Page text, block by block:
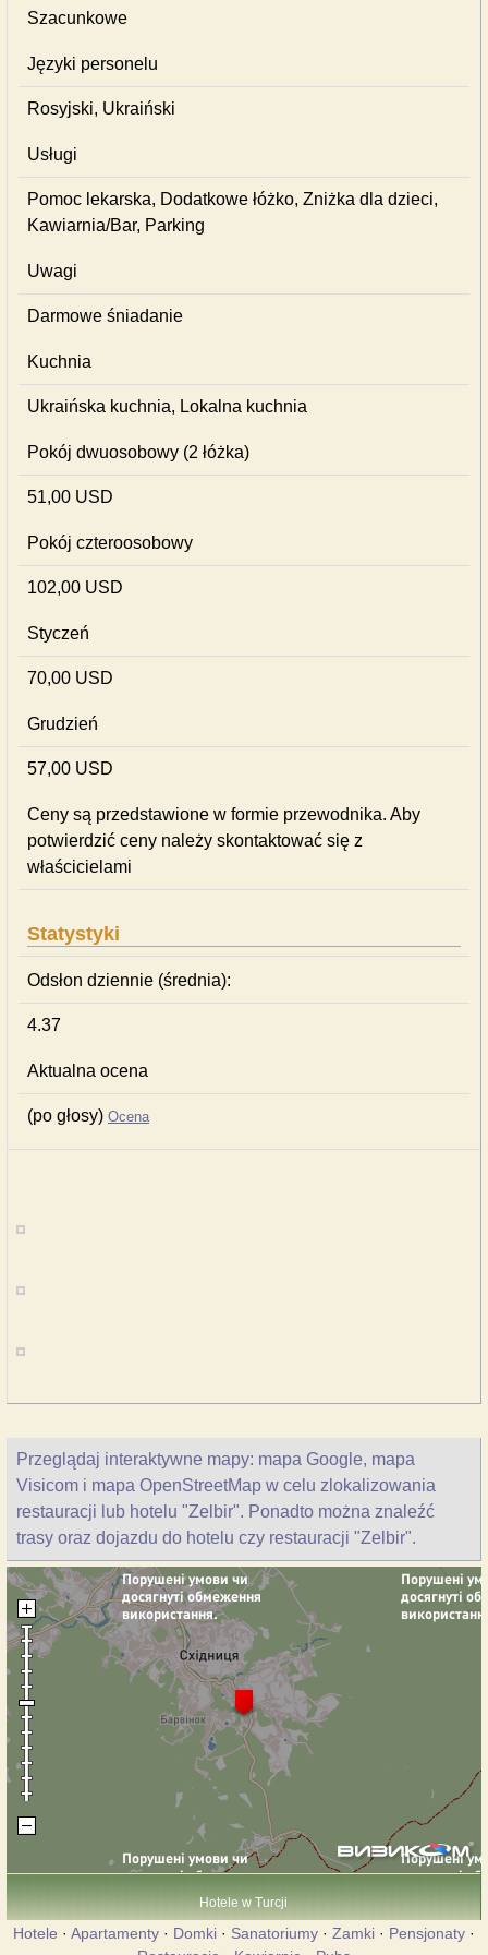
Szacunkowe
Języki personelu
Rosyjski, Ukraiński
Usługi
Pomoc lekarska, Dodatkowe łóżko, Zniżka dla dzieci,
Kawiarnia/Bar, Parking
Uwagi
Darmowe śniadanie
Kuchnia
Ukraińska kuchnia, Lokalna kuchnia
Pokój dwuosobowy (2 łóżka)
51,00 USD
Pokój czteroosobowy
102,00 USD
Styczeń
70,00 USD
Grudzień
57,00 USD
Ceny są przedstawione w formie przewodnika. Aby
potwierdzić ceny należy skontaktować się z
właścicielami
Statystyki
Odsłon dziennie (średnia):
4.37
Aktualna ocena
(po głosy) Ocena
Przeglądaj interaktywne mapy: mapa Google, mapa
Visicom i mapa OpenStreetMap w celu zlokalizowania
restauracji lub hotelu "Zelbir". Ponadto można znaleźć
trasy oraz dojazdu do hotelu czy restauracji "Zelbir".
Hotele w Turcji
Hotele · Apartamenty · Domki · Sanatoriumy · Zamki · Pensjonaty ·